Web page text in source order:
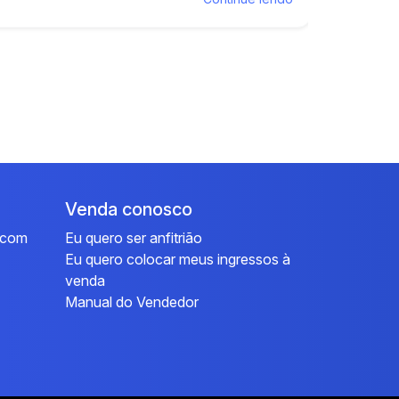
Venda conosco
Eu quero ser anfitrião
Eu quero colocar meus ingressos à
venda
Manual do Vendedor